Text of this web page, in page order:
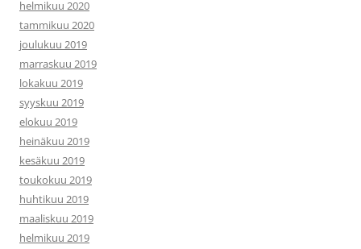
helmikuu 2020
tammikuu 2020
joulukuu 2019
marraskuu 2019
lokakuu 2019
syyskuu 2019
elokuu 2019
heinäkuu 2019
kesäkuu 2019
toukokuu 2019
huhtikuu 2019
maaliskuu 2019
helmikuu 2019